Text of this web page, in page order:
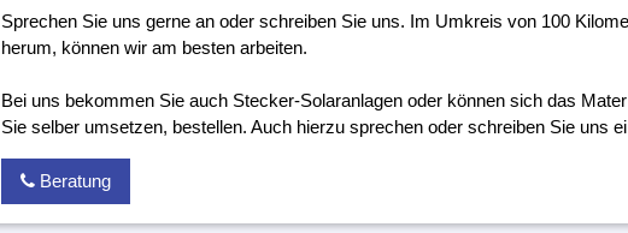
Sprechen Sie uns gerne an oder schreiben Sie uns. Im Umkreis von 100
herum, können wir am besten arbeiten.
Bei uns bekommen Sie auch Stecker-Solaranlagen oder können sich das
Sie selber umsetzen, bestellen. Auch hierzu sprechen oder schreiben Sie uns
Beratung